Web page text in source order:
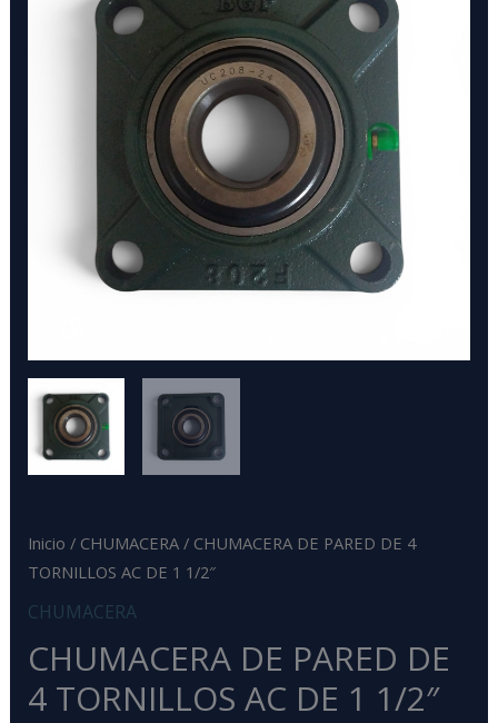
Inicio / CHUMACERA/ CHUMACERA DE PARED DE 4
TORNILLOS AC DE 1 1/2″
CHUMACERA
CHUMACERA DE PARED DE
4 TORNILLOS AC DE 1 1/2″